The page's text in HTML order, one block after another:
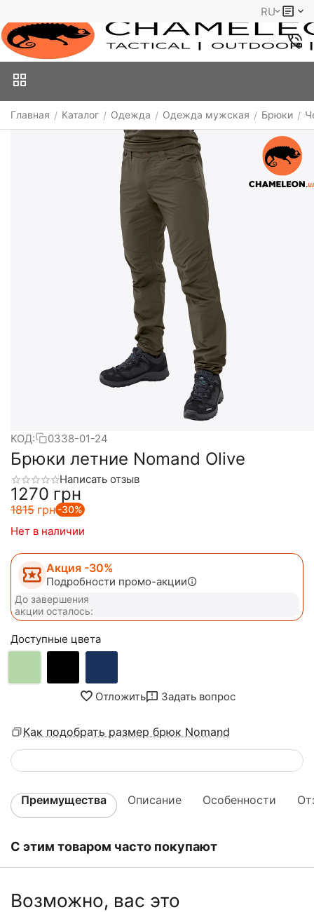
RU
Главная / Каталог / Одежда / Одежда мужская / Брюки /
КОД: 0338-01-24
Брюки летние Nomand Olive
Написать отзыв
‍1270‍ грн
‍1815‍ грн -30%
Нет в наличии
Акция -30%
Подробности промо-акции
До завершения
акции осталось:
Доступные цвета
Отложить Задать вопрос
Как подобрать размер брюк Nomand
Преимущества Описание Особенности
С этим товаром часто покупают
Возможно, вас это